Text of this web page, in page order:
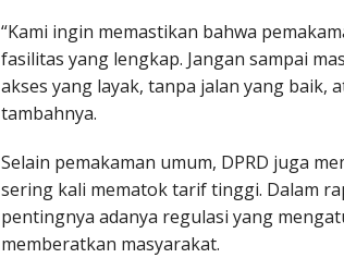
“Kami ingin memastikan bahwa
fasilitas yang lengkap. Jangan sampai
akses yang layak, tanpa jalan yang baik,
tambahnya.
Selain pemakaman umum, DPRD juga
sering kali mematok tarif tinggi. Dalam
pentingnya adanya regulasi yang
memberatkan masyarakat.